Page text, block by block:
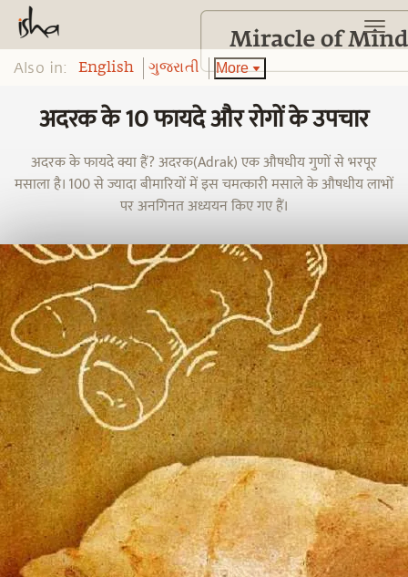
Also in: English ગુજરાતી More
अदरक के 10 फायदे और रोगों के उपचार
अदरक के फायदे क्या हैं? अदरक(Adrak) एक औषधीय गुणों से भरपूर
मसाला है। 100 से ज्यादा बीमारियों में इस चमत्कारी मसाले के औषधीय लाभों
पर अनगिनत अध्ययन किए गए हैं।